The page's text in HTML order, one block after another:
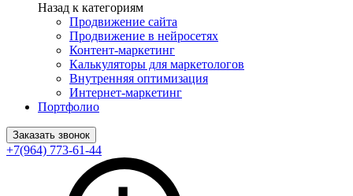
Назад к категориям
Продвижение сайта
Продвижение в нейросетях
Контент-маркетинг
Калькуляторы для маркетологов
Внутренняя оптимизация
Интернет-маркетинг
Портфолио
Заказать звонок
+7(964) 773-61-44